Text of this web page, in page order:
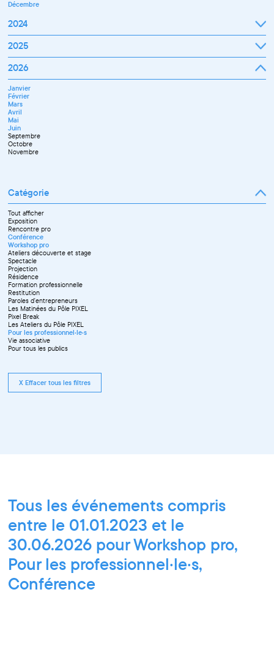
Décembre
2024
Janvier
Mars
Avril
Juin
Juillet
Septembre
Novembre
Décembre
2025
Janvier
Mars
Avril
Mai
Juin
Juillet
Septembre
Octobre
Novembre
Décembre
2026
Janvier
Février
Mars
Avril
Mai
Juin
Septembre
Octobre
Novembre
Catégorie
Tout afficher
Exposition
Rencontre pro
Conférence
Workshop pro
Ateliers découverte et stage
Spectacle
Projection
Résidence
Formation professionnelle
Restitution
Paroles d'entrepreneurs
Les Matinées du Pôle PIXEL
Pixel Break
Les Ateliers du Pôle PIXEL
Pour les professionnel·le·s
Vie associative
Pour tous les publics
X Effacer tous les filtres
Tous les événements compris
entre le 01.01.2023 et le
30.06.2026 pour Workshop pro,
Pour les professionnel·le·s,
Conférence